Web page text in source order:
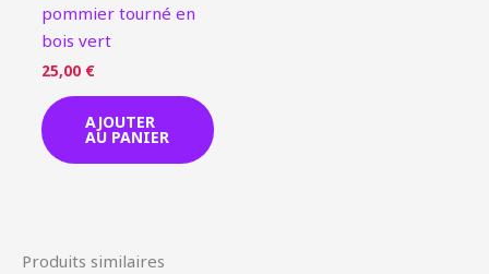
pommier tourné en
bois vert
25,00 €
AJOUTER
AU PANIER
Produits similaires